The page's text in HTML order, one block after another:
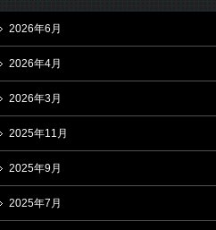
2026年6月
2026年4月
2026年3月
2025年11月
2025年9月
2025年7月